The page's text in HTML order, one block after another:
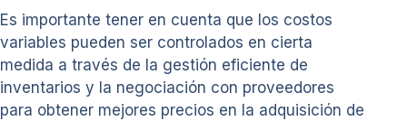
Es importante tener en cuenta que los costos
variables pueden ser controlados en cierta
medida a través de la gestión eficiente de
inventarios y la negociación con proveedores
para obtener mejores precios en la adquisición de